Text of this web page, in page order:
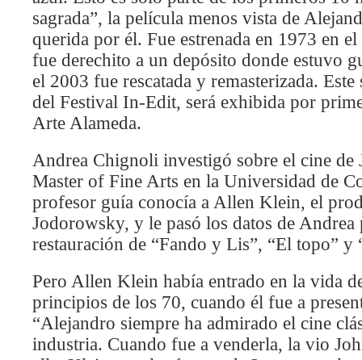
sagrada”, la película menos vista de
querida por él. Fue estrenada en 1973 en
fue derechito a un depósito donde estuvo
el 2003 fue rescatada y remasterizada.
del Festival In-Edit, será exhibida por
Arte Alameda.
Andrea Chignoli investigó sobre el cine de
Master of Fine Arts en la Universidad de
profesor guía conocía a Allen Klein, el
Jodorowsky, y le pasó los datos de Andrea
restauración de “Fando y Lis”, “El topo” y
Pero Allen Klein había entrado en la vida
principios de los 70, cuando él fue a
“Alejandro siempre ha admirado el cine
industria. Cuando fue a venderla, la vio